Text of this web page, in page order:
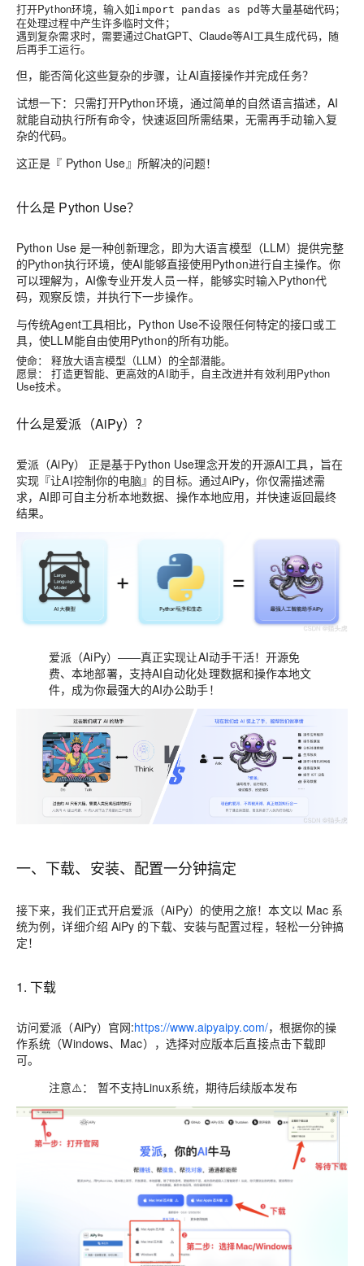
打开Python环境，输入如import pandas as pd等大量基础代码；
在处理过程中产生许多临时文件；
遇到复杂需求时，需要通过ChatGPT、Claude等AI工具生成代码，随
后再手工运行。
但，能否简化这些复杂的步骤，让AI直接操作并完成任务？
试想一下：只需打开Python环境，通过简单的自然语言描述，AI
就能自动执行所有命令，快速返回所需结果，无需再手动输入复
杂的代码。
这正是『 Python Use』所解决的问题！
什么是 Python Use？
Python Use 是一种创新理念，即为大语言模型（LLM）提供完整
的Python执行环境，使AI能够直接使用Python进行自主操作。你
可以理解为，AI像专业开发人员一样，能够实时输入Python代
码，观察反馈，并执行下一步操作。
与传统Agent工具相比，Python Use不设限任何特定的接口或工
具，使LLM能自由使用Python的所有功能。
使命：
释放大语言模型（LLM）的全部潜能。
愿景：
打造更智能、更高效的AI助手，自主改进并有效利用Python
Use技术。
什么是爱派（AiPy）？
爱派（AiPy）
正是基于Python Use理念开发的开源AI工具，旨在
实现『让AI控制你的电脑』的目标。通过AiPy，你仅需描述需
求，AI即可自主分析本地数据、操作本地应用，并快速返回最终
结果。
爱派（AiPy）——真正实现让AI动手干活！开源免
费、本地部署，支持AI自动化处理数据和操作本地文
件，成为你最强大的AI办公助手！
一、下载、安装、配置一分钟搞定
接下来，我们正式开启爱派（AiPy）的使用之旅！本文以 Mac 系
统为例，详细介绍 AiPy 的下载、安装与配置过程，轻松一分钟搞
定！
1. 下载
访问爱派（AiPy）官网:https://www.aipyaipy.com/，根据你的操
作系统（Windows、Mac），选择对应版本后直接点击下载即
可。
注意⚠️：
暂不支持Linux系统，期待后续版本发布